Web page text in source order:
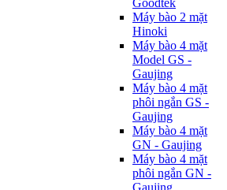
Goodtek
Máy bào 2 mặt
Hinoki
Máy bào 4 mặt
Model GS -
Gaujing
Máy bào 4 mặt
phôi ngắn GS -
Gaujing
Máy bào 4 mặt
GN - Gaujing
Máy bào 4 mặt
phôi ngắn GN -
Gaujing